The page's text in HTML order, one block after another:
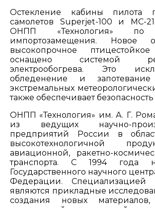
Остекление кабины пилота
самолетов Superjet-100 и МС-21
ОНПП «Технология» по
импортозамещения. Новое
высокопрочное
оснащено системой
электрообогрева. Это
обледенение и
экстремальных
также обеспечивает безопасность
ОНПП «Технология» им. А. Г.
из ведущих научно-
предприятий России в
высокотехнологичной
авиационной, ракетно-
транспорта. С 1994 года
Государственного научного
Федерации. Специализацией
являются прикладные
создания новых материалов,